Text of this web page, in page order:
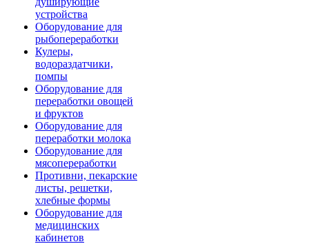
устройства
Оборудование для
рыбопереработки
Кулеры,
водораздатчики,
помпы
Оборудование для
переработки овощей
и фруктов
Оборудование для
переработки молока
Оборудование для
мясопереработки
Противни, пекарские
листы, решетки,
хлебные формы
Оборудование для
медицинских
кабинетов